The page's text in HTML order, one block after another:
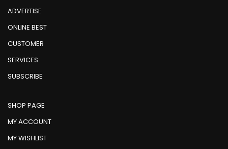
ADVERTISE
ONLINE BEST
CUSTOMER
SERVICES
SUBSCRIBE
SHOP PAGE
MY ACCOUNT
MY WISHLIST